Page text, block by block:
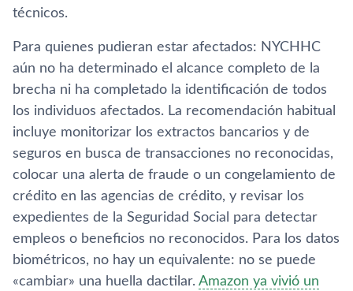
técnicos.
Para quienes pudieran estar afectados: NYCHHC
aún no ha determinado el alcance completo de la
brecha ni ha completado la identificación de todos
los individuos afectados. La recomendación habitual
incluye monitorizar los extractos bancarios y de
seguros en busca de transacciones no reconocidas,
colocar una alerta de fraude o un congelamiento de
crédito en las agencias de crédito, y revisar los
expedientes de la Seguridad Social para detectar
empleos o beneficios no reconocidos. Para los datos
biométricos, no hay un equivalente: no se puede
«cambiar» una huella dactilar. Amazon ya vivió un